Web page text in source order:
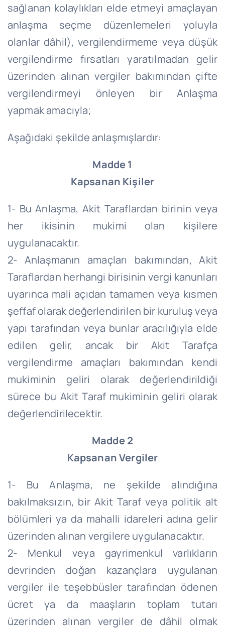
sağlanan kolaylıkları elde etmeyi amaçlayan
anlaşma seçme düzenlemeleri yoluyla
olanlar dâhil), vergilendirmeme veya düşük
vergilendirme fırsatları yaratılmadan gelir
üzerinden alınan vergiler bakımından çifte
vergilendirmeyi önleyen bir Anlaşma
yapmak amacıyla;
Aşağıdaki şekilde anlaşmışlardır:
Madde 1
Kapsanan Kişiler
1- Bu Anlaşma, Akit Taraflardan birinin veya
her ikisinin mukimi olan kişilere
uygulanacaktır.
2- Anlaşmanın amaçları bakımından, Akit
Taraflardan herhangi birisinin vergi kanunları
uyarınca mali açıdan tamamen veya kısmen
şeffaf olarak değerlendirilen bir kuruluş veya
yapı tarafından veya bunlar aracılığıyla elde
edilen gelir, ancak bir Akit Tarafça
vergilendirme amaçları bakımından kendi
mukiminin geliri olarak değerlendirildiği
sürece bu Akit Taraf mukiminin geliri olarak
değerlendirilecektir.
Madde 2
Kapsanan Vergiler
1- Bu Anlaşma, ne şekilde alındığına
bakılmaksızın, bir Akit Taraf veya politik alt
bölümleri ya da mahalli idareleri adına gelir
üzerinden alınan vergilere uygulanacaktır.
2- Menkul veya gayrimenkul varlıkların
devrinden doğan kazançlara uygulanan
vergiler ile teşebbüsler tarafından ödenen
ücret ya da maaşların toplam tutarı
üzerinden alınan vergiler de dâhil olmak